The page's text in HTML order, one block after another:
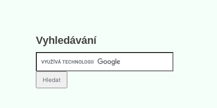
Vyhledávání